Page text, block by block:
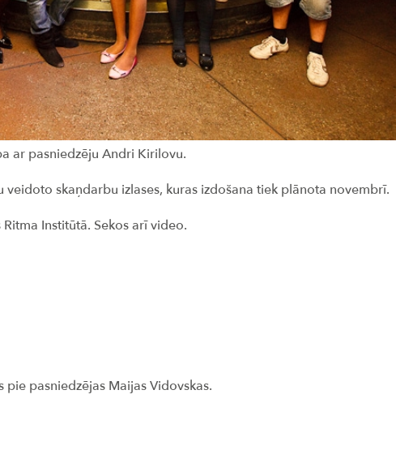
ar pasniedzēju Andri Kirilovu.
skaņdarbu izlases, kuras izdošana tiek plānota novembrī.
Institūtā. Sekos arī video.
pie pasniedzējas Maijas Vidovskas.